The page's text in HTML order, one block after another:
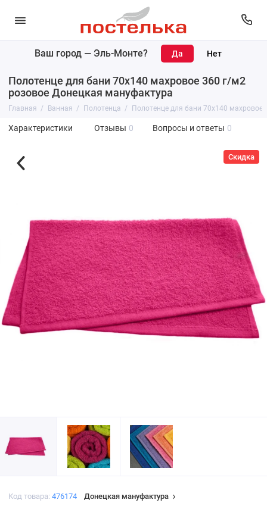
Ваш город — Эль-Монте?
Полотенце для бани 70х140 махровое 360 г/м2
розовое Донецкая мануфактура
Главная Ванная Полотенца Полотенце для бани 70х140
Характеристики Отзывы 0 Вопросы и ответы 0
Скидка
Код товара: 476174 Донецкая мануфактура